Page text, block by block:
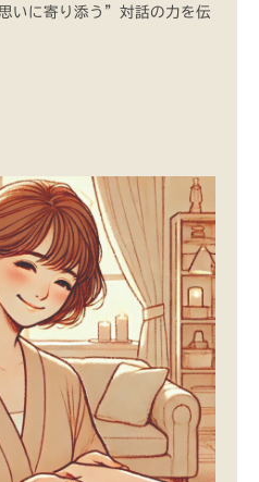
いに寄り添う”対話の力を伝